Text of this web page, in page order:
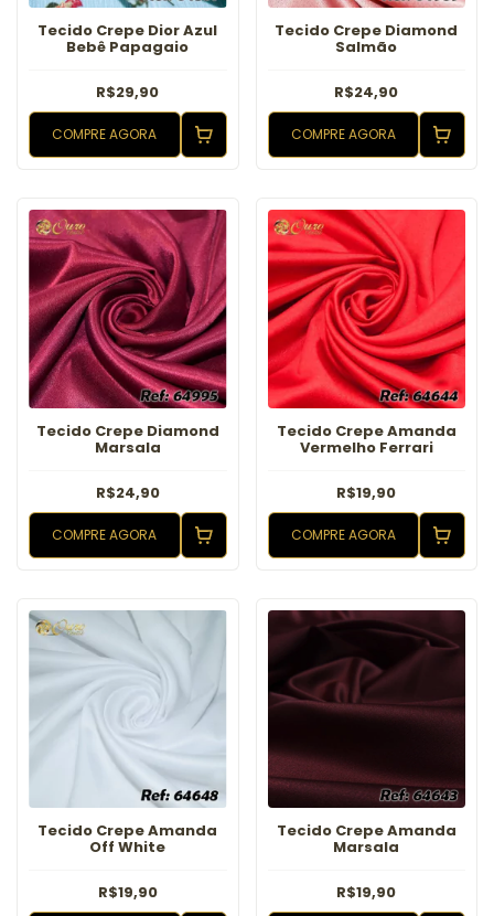
Tecido Crepe Dior Azul
Bebê Papagaio
R$29,90
COMPRE AGORA
Tecido Crepe Diamond
Salmão
R$24,90
COMPRE AGORA
Tecido Crepe Diamond
Marsala
R$24,90
COMPRE AGORA
Tecido Crepe Amanda
Vermelho Ferrari
R$19,90
COMPRE AGORA
Tecido Crepe Amanda
Off White
R$19,90
Tecido Crepe Amanda
Marsala
R$19,90